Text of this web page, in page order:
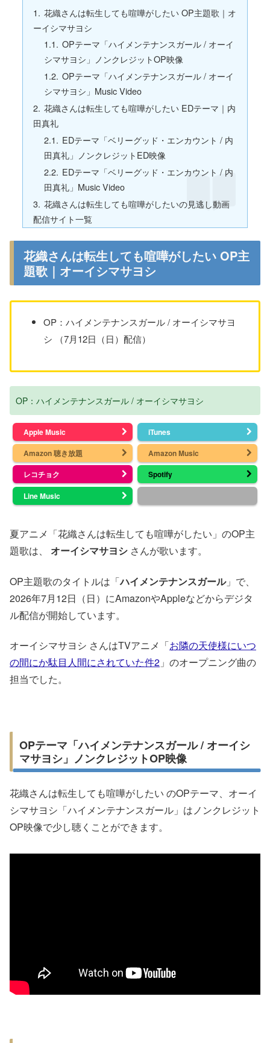
花織さんは転生しても喧嘩がしたい OP主題歌｜オ
ーイシマサヨシ
OPテーマ「ハイメンテナンスガール / オーイ
シマサヨシ」ノンクレジットOP映像
OPテーマ「ハイメンテナンスガール / オーイ
シマサヨシ」Music Video
花織さんは転生しても喧嘩がしたい EDテーマ｜内
田真礼
EDテーマ「ベリーグッド・エンカウント / 内
田真礼」ノンクレジットED映像
EDテーマ「ベリーグッド・エンカウント / 内
田真礼」Music Video
花織さんは転生しても喧嘩がしたいの見逃し動画
配信サイト一覧
花織さんは転生しても喧嘩がしたい OP主
題歌｜オーイシマサヨシ
OP：ハイメンテナンスガール / オーイシマサヨ
シ （7月12日（日）配信）
OP：ハイメンテナンスガール / オーイシマサヨシ
Apple Music
iTunes
Amazon 聴き放題
Amazon Music
レコチョク
Spotify
Line Music
夏アニメ「花織さんは転生しても喧嘩がしたい」のOP主
題歌は、 オーイシマサヨシ さんが歌います。
OP主題歌のタイトルは「ハイメンテナンスガール」で、
2026年7月12日（日）にAmazonやAppleなどからデジタ
ル配信が開始しています。
オーイシマサヨシ さんはTVアニメ「お隣の天使様にいつ
の間にか駄目人間にされていた件2 」のオープニング曲の
担当でした。
OPテーマ「ハイメンテナンスガール / オーイシ
マサヨシ」ノンクレジットOP映像
花織さんは転生しても喧嘩がしたい のOPテーマ、オーイ
シマサヨシ「ハイメンテナンスガール」はノンクレジット
OP映像で少し聴くことができます。